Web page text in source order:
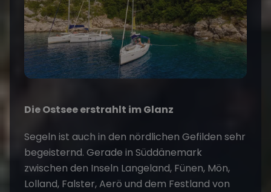
Die Ostsee erstrahlt im Glanz
Segeln ist auch in den nördlichen Gefilden sehr
begeisternd. Gerade in Süddänemark
zwischen den Inseln Langeland, Fünen, Mön,
Lolland, Falster, Aerö und dem Festland von